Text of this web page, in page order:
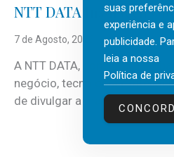
NTT DATA Insurtech
7 de Agosto, 2026
A NTT DATA, consultora
negócio, tecnologia e
de divulgar a mais recente...
suas
experiência e
publicidade.
leia a nossa
Política de